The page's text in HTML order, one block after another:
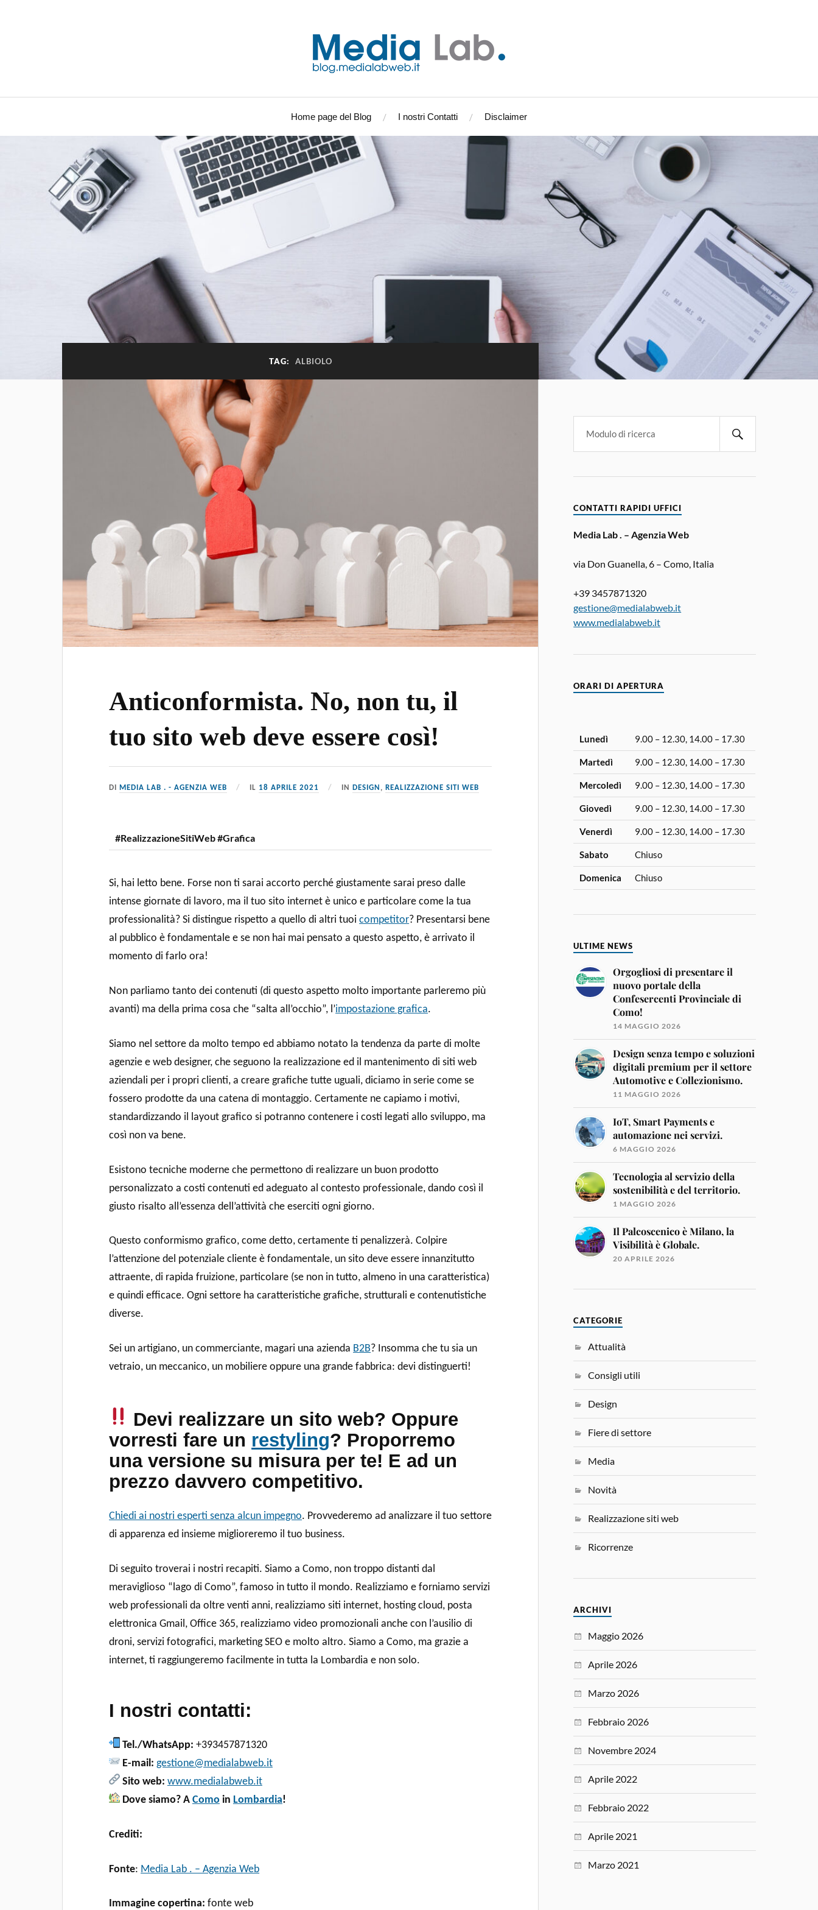
Home page del Blog I nostri Contatti Disclaimer
TAG: ALBIOLO
Anticonformista. No, non tu, il
tuo sito web deve essere così!
DI MEDIA LAB . - AGENZIA WEB IL 18 APRILE 2021 IN DESIGN , REALIZZAZIONE SITI WEB
#RealizzazioneSitiWeb #Grafica
Si, hai letto bene. Forse non ti sarai accorto perché giustamente sarai preso dalle
intense giornate di lavoro, ma il tuo sito internet è unico e particolare come la tua
professionalità? Si distingue rispetto a quello di altri tuoicompetitor? Presentarsi bene
al pubblico è fondamentale e se non hai mai pensato a questo aspetto, è arrivato il
momento di farlo ora!
Non parliamo tanto dei contenuti (di questo aspetto molto importante parleremo più
avanti) ma della prima cosa che “salta all’occhio”, l’impostazione grafica.
Siamo nel settore da molto tempo ed abbiamo notato la tendenza da parte di molte
agenzie e web designer, che seguono la realizzazione ed il mantenimento di siti web
aziendali per i propri clienti, a creare grafiche tutte uguali, diciamo in serie come se
fossero prodotte da una catena di montaggio. Certamente ne capiamo i motivi,
standardizzando il layout grafico si potranno contenere i costi legati allo sviluppo, ma
così non va bene.
Esistono tecniche moderne che permettono di realizzare un buon prodotto
personalizzato a costi contenuti ed adeguato al contesto professionale, dando così il
giusto risalto all’essenza dell’attività che eserciti ogni giorno.
Questo conformismo grafico, come detto, certamente ti penalizzerà. Colpire
l’attenzione del potenziale cliente è fondamentale, un sito deve essere innanzitutto
attraente, di rapida fruizione, particolare (se non in tutto, almeno in una caratteristica)
e quindi efficace. Ogni settore ha caratteristiche grafiche, strutturali e contenutistiche
diverse.
Sei un artigiano, un commerciante, magari una azienda B2B? Insomma che tu sia un
vetraio, un meccanico, un mobiliere oppure una grande fabbrica: devi distinguerti!
Devi realizzare un sito web? Oppure
vorresti fare un restyling? Proporremo
una versione su misura per te! E ad un
prezzo davvero competitivo.
Chiedi ai nostri esperti senza alcun impegno. Provvederemo ad analizzare il tuo settore
di apparenza ed insieme miglioreremo il tuo business.
Di seguito troverai i nostri recapiti. Siamo a Como, non troppo distanti dal
meraviglioso “lago di Como”, famoso in tutto il mondo. Realizziamo e forniamo servizi
web professionali da oltre venti anni, realizziamo siti internet, hosting cloud, posta
elettronica Gmail, Office 365, realizziamo video promozionali anche con l’ausilio di
droni, servizi fotografici, marketing SEO e molto altro. Siamo a Como, ma grazie a
internet, ti raggiungeremo facilmente in tutta la Lombardia e non solo.
I nostri contatti:
Tel./WhatsApp: +393457871320
E-mail: gestione@medialabweb.it
Sito web: www.medialabweb.it
Dove siamo? A Comoin Lombardia!
Crediti:
Fonte: Media Lab . – Agenzia Web
Immagine copertina: fonte web
CONTATTI RAPIDI UFFICI
Media Lab . – Agenzia Web
via Don Guanella, 6 – Como, Italia
+39 3457871320
gestione@medialabweb.it
www.medialabweb.it
ORARI DI APERTURA
Lunedì 9.00 – 12.30, 14.00 – 17.30
Martedì 9.00 – 12.30, 14.00 – 17.30
Mercoledì 9.00 – 12.30, 14.00 – 17.30
Giovedì 9.00 – 12.30, 14.00 – 17.30
Venerdì 9.00 – 12.30, 14.00 – 17.30
Sabato Chiuso
Domenica Chiuso
ULTIME NEWS
Orgogliosi di presentare il
nuovo portale della
Confesercenti Provinciale di
Como!
14 MAGGIO 2026
Design senza tempo e soluzioni
digitali premium per il settore
Automotive e Collezionismo.
11 MAGGIO 2026
IoT, Smart Payments e
automazione nei servizi.
6 MAGGIO 2026
Tecnologia al servizio della
sostenibilità e del territorio.
1 MAGGIO 2026
Il Palcoscenico è Milano, la
Visibilità è Globale.
20 APRILE 2026
CATEGORIE
Attualità
Consigli utili
Design
Fiere di settore
Media
Novità
Realizzazione siti web
Ricorrenze
ARCHIVI
Maggio 2026
Aprile 2026
Marzo 2026
Febbraio 2026
Novembre 2024
Aprile 2022
Febbraio 2022
Aprile 2021
Marzo 2021